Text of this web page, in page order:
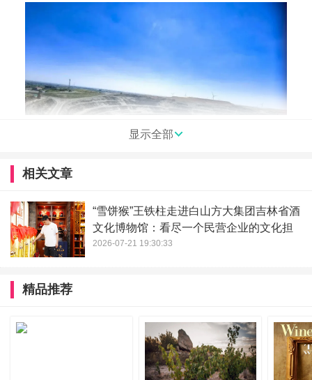
在鄂尔多斯市，考察团深入国家高新技术企业、行业百强
——内蒙古真金种业科技有限公司进行实地调研。创始人张
细介绍了公司以种业科技创新为核心驱动，构建农业全产业
点龙头企业和科技扶贫先进企业，真金种业的科研实力、产
业化运营模式以及对地方农业的带动作用，给考察团留下深
刻印象。双方围绕现代种业提升、智慧农业应用、市场渠道
显示全部
相关文章
“雪饼猴”王铁柱走进白山方大集团吉林省酒
文化博物馆：看尽一个民营企业的文化担
当
2026-07-21 19:30:33
精品推荐